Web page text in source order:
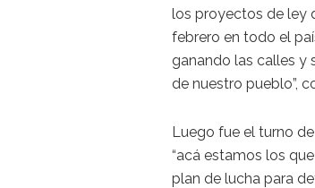
los proyectos de ley
febrero en todo el
ganando las calles y
de nuestro pueblo”,
Luego fue el turno
“acá estamos los
plan de lucha para